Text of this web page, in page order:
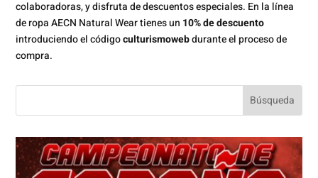
colaboradoras, y disfruta de descuentos especiales. En la línea
de ropa AECN Natural Wear tienes un 10% de descuento
introduciendo el códigoculturismowebdurante el proceso de
compra.